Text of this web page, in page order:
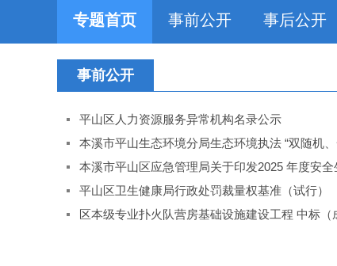
专题首页 事前公开 事后公开
事前公开
平山区人力资源服务异常机构名录公示
本溪市平山生态环境分局生态环境执法 “双随机
本溪市平山区应急管理局关于印发2025 年度安
平山区卫生健康局行政处罚裁量权基准（试行）
区本级专业扑火队营房基础设施建设工程 中标（